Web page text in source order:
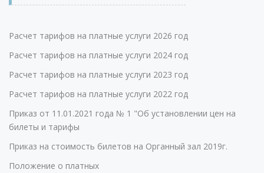
Расчет тарифов на платные услуги 2026 год
Расчет тарифов на платные услуги 2024 год
Расчет тарифов на платные услуги 2023 год
Расчет тарифов на платные услуги 2022 год
Приказ от 11.01.2021 года № 1 "Об установлении цен на
билеты и тарифы
Приказ на стоимость билетов на Органный зал 2019г.
Положение о платных